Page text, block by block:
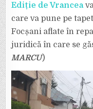
Ediție de Vrancea
care va pune pe
Focșani aflate în
juridică în care se
MARCU)